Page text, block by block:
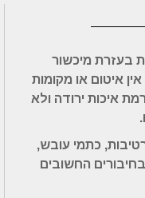
בעזרת מיכשור
איטום או מקומות
איכות ירודה ולא
רטיבות, כתמי עובש,
החשובים